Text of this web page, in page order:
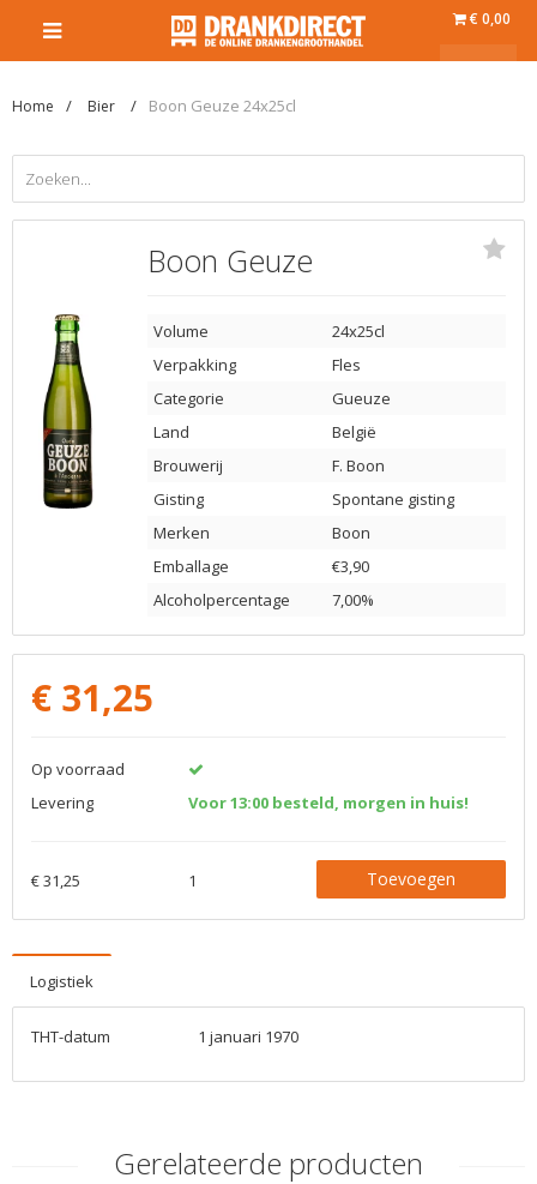
€ 0,00
Home Bier Boon Geuze 24x25cl
Boon Geuze
Volume
24x25cl
Verpakking
Fles
Categorie
Gueuze
Land
België
Brouwerij
F. Boon
Gisting
Spontane gisting
Merken
Boon
Emballage
€3,90
Alcoholpercentage
7,00%
€ 31,25
Op voorraad
Levering
Voor 13:00 besteld, morgen in huis!
€ 31,25 1 Toevoegen
Logistiek
THT-datum 1 januari 1970
Gerelateerde producten